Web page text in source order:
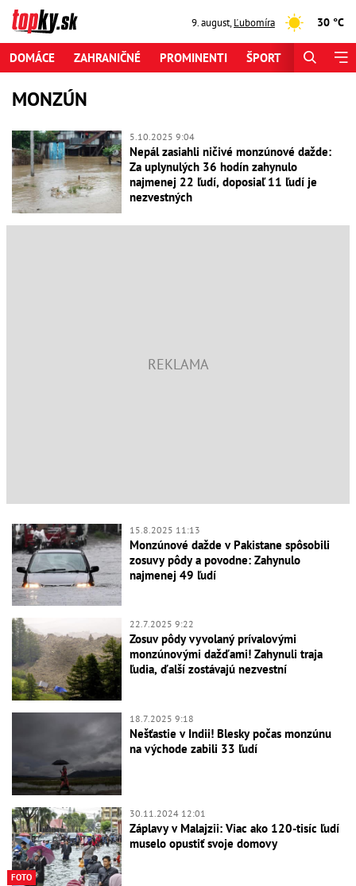
9. august,Ľubomíra 30 °C
DOMÁCE ZAHRANIČNÉ PROMINENTI ŠPORT
MONZÚN
5.10.2025 9:04
Nepál zasiahli ničivé monzúnové dažde:
Za uplynulých 36 hodín zahynulo
najmenej 22 ľudí, doposiaľ 11 ľudí je
nezvestných
15.8.2025 11:13
Monzúnové dažde v Pakistane spôsobili
zosuvy pôdy a povodne: Zahynulo
najmenej 49 ľudí
22.7.2025 9:22
Zosuv pôdy vyvolaný prívalovými
monzúnovými dažďami! Zahynuli traja
ľudia, ďalší zostávajú nezvestní
18.7.2025 9:18
Nešťastie v Indii! Blesky počas monzúnu
na východe zabili 33 ľudí
FOTO
30.11.2024 12:01
Záplavy v Malajzii: Viac ako 120-tisíc ľudí
muselo opustiť svoje domovy